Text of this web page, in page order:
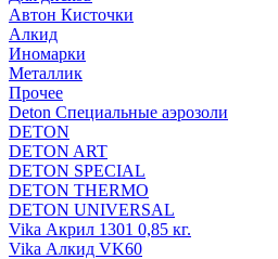
Автон Кисточки
Алкид
Иномарки
Металлик
Прочее
Deton Специальные аэрозоли
DETON
DETON ART
DETON SPECIAL
DETON THERMO
DETON UNIVERSAL
Vika Акрил 1301 0,85 кг.
Vika Алкид VK60